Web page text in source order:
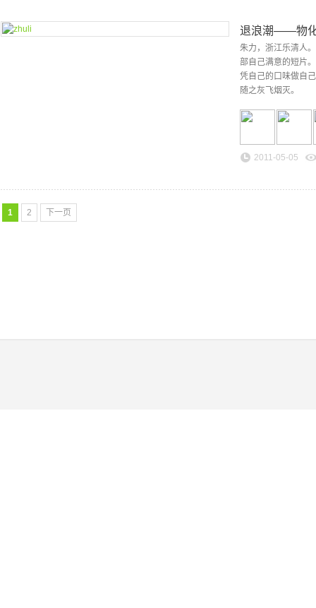
退浪潮——物
朱力，浙江乐清人
部自己满意的短片
凭自己的口味做自
随之灰飞烟灭。
2011-05-05
1 2 下一页